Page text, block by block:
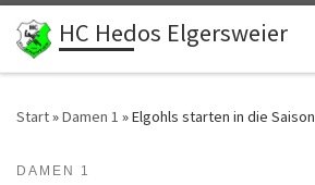
Zum Inhalt springen
HC Hedos Elgersweier
Start»Damen 1 »Elgohls starten in die Saison
DAMEN 1